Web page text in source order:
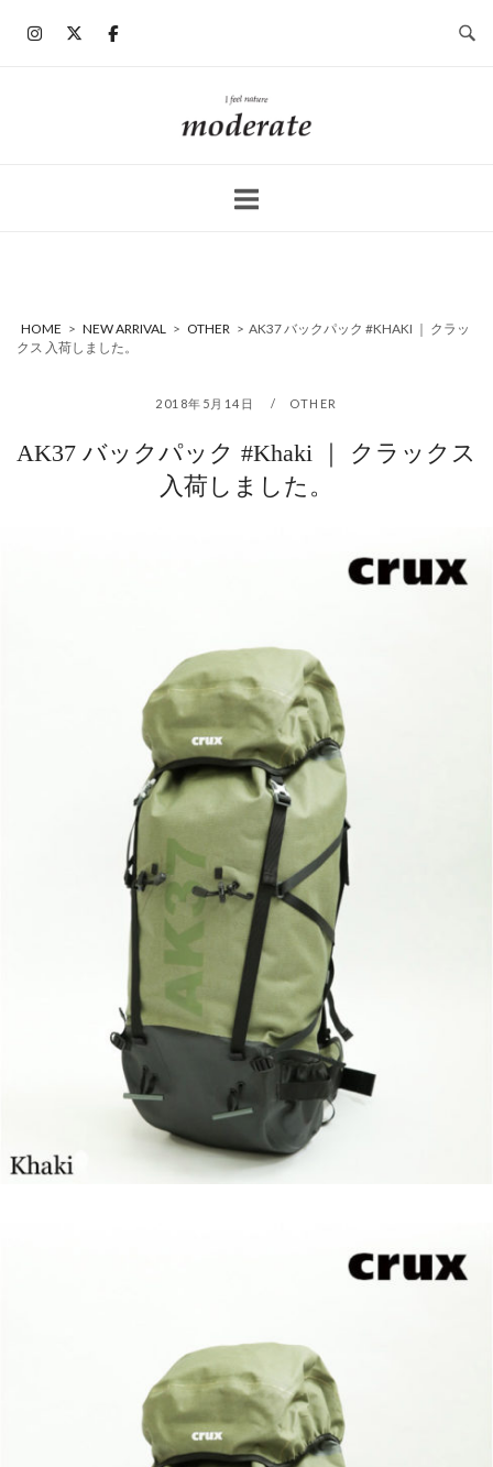
ホ
ー
HOME > NEW ARRIVAL > OTHER > AK37 バックパック #KHAKI ｜ クラッ
クス 入荷しました。
2018年5月14日 OTHER
AK37 バックパック #Khaki ｜ クラックス
入荷しました。